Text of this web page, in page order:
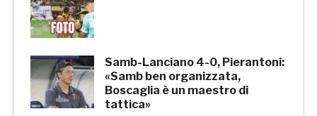
Samb-Lanciano 4-0, Pierantoni:
«Samb ben organizzata,
Boscaglia è un maestro di
tattica»